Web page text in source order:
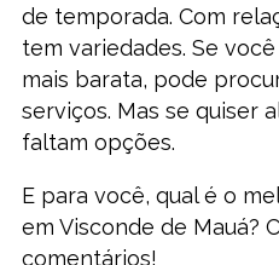
de temporada. Com
tem variedades. Se
mais barata, pode
serviços. Mas se quiser
faltam opções.
E para você, qual é o
em Visconde de Mauá?
comentários!